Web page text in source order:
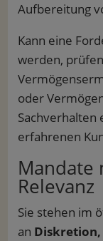
Aufbereitung
Kann eine
werden,
oder
erfahrenen
Relevanz
Sie stehen im
an